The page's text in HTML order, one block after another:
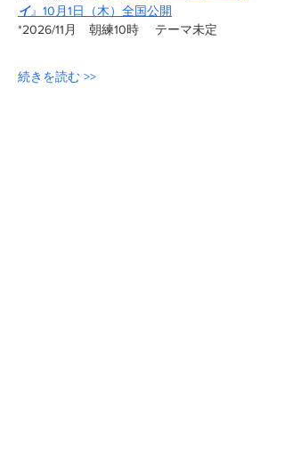
イ』10月1日（木）全国公開
*2026/11月　朝練10時　 テーマ未定
続きを読む >>